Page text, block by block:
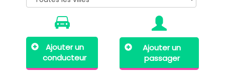
Ajouter un
conducteur
Ajouter un
passager